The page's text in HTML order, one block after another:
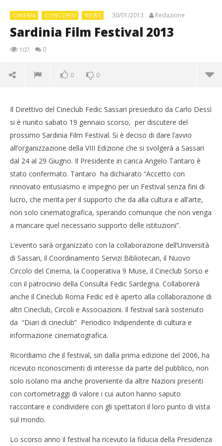
CINEMA CONCORSI NEWS 30/01/2013 Redazione
Sardinia Film Festival 2013
107 0
0 0
NOW VIEWING
Sardinia Film Festival 2013
30/01/2013
Redazione
Il Direttivo del Cineclub Fedic Sassari presieduto da Carlo Dessì
si è riunito sabato 19 gennaio scorso, per discutere del
prossimo Sardinia Film Festival. Si è deciso di dare l’avvio
all’organizzazione della VIII Edizione che si svolgerà a Sassari
dal 24 al 29 Giugno. Il Presidente in carica Angelo Tantaro è
stato confermato. Tantaro ha dichiarato “Accetto con
rinnovato entusiasmo e impegno per un Festival senza fini di
lucro, che merita per il supporto che da alla cultura e all’arte,
non solo cinematografica, sperando comunque che non venga
a mancare quel necessario supporto delle istituzioni”.
L’evento sarà organizzato con la collaborazione dell’Università
di Sassari, il Coordinamento Servizi Bibliotecari, il Nuovo
Circolo del Cinema, la Cooperativa 9 Muse, il Cineclub Sorso e
con il patrocinio della Consulta Fedic Sardegna. Collaborerà
anche il Cineclub Roma Fedic ed è aperto alla collaborazione di
altri Cineclub, Circoli e Associazioni. Il festival sarà sostenuto
da “Diari di cineclub” Periodico Indipendente di cultura e
informazione cinematografica.
Ricordiamo che il festival, sin dalla prima edizione del 2006, ha
ricevuto riconoscimenti di interesse da parte del pubblico, non
solo isolano ma anche proveniente da altre Nazioni presenti
con cortometraggi di valore i cui autori hanno saputo
raccontare e condividere con gli spettatori il loro punto di vista
sul mondo.
Lo scorso anno il festival ha ricevuto la fiducia della Presidenza